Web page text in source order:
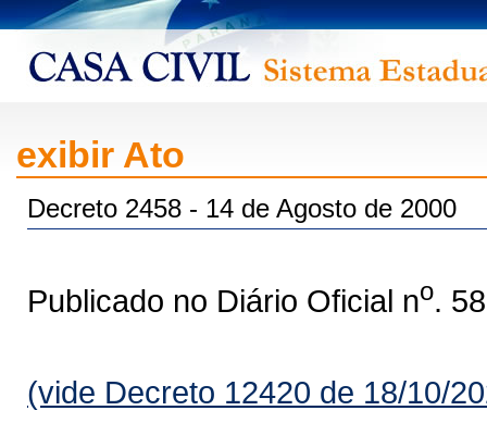
exibir Ato
Decreto 2458 - 14 de Agosto de 2000
Publicado no Diário Oficial no.
(vide Decreto 12420 de 18/10/